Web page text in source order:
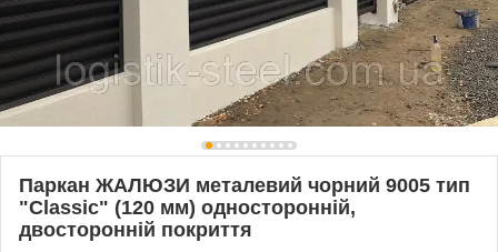
Паркан ЖАЛЮЗИ металевий чорний 9005 тип
"Classic" (120 мм) односторонній,
двосторонній покриття